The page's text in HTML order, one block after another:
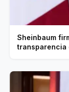
Sheinbaum
transparencia